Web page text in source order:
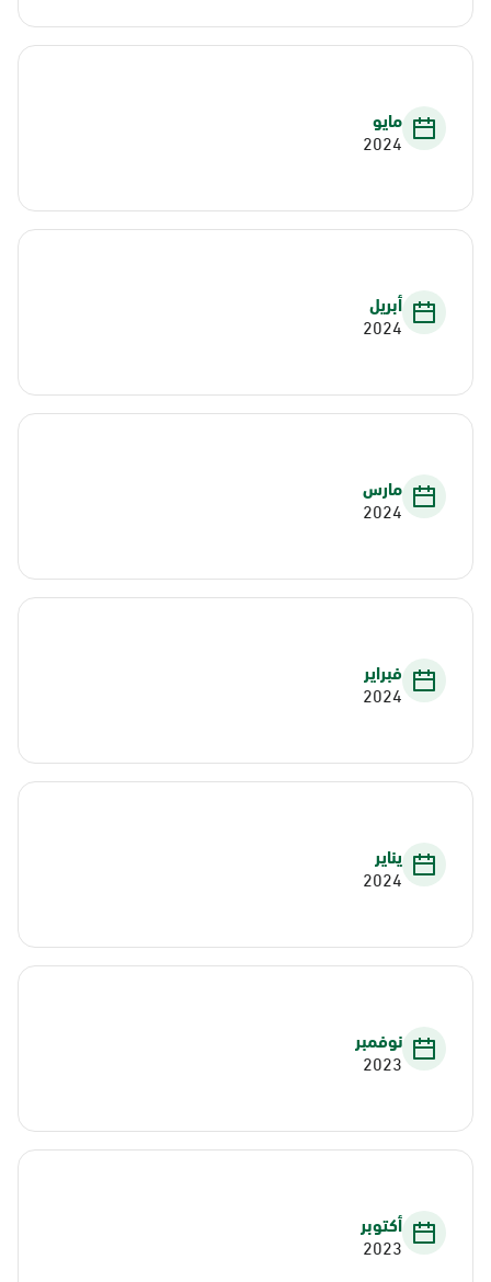
مايو
2024
أبريل
2024
مارس
2024
فبراير
2024
يناير
2024
نوفمبر
2023
أكتوبر
2023